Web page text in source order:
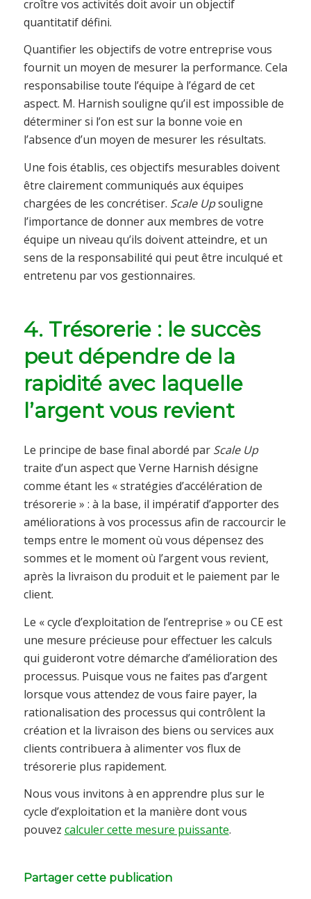
croître vos activités doit avoir un objectif
quantitatif défini.
Quantifier les objectifs de votre entreprise vous
fournit un moyen de mesurer la performance. Cela
responsabilise toute l’équipe à l’égard de cet
aspect. M. Harnish souligne qu’il est impossible de
déterminer si l’on est sur la bonne voie en
l’absence d’un moyen de mesurer les résultats.
Une fois établis, ces objectifs mesurables doivent
être clairement communiqués aux équipes
chargées de les concrétiser. Scale Upsouligne
l’importance de donner aux membres de votre
équipe un niveau qu’ils doivent atteindre, et un
sens de la responsabilité qui peut être inculqué et
entretenu par vos gestionnaires.
4. Trésorerie : le succès
peut dépendre de la
rapidité avec laquelle
l’argent vous revient
Le principe de base final abordé par Scale Up
traite d’un aspect que Verne Harnish désigne
comme étant les « stratégies d’accélération de
trésorerie » : à la base, il impératif d’apporter des
améliorations à vos processus afin de raccourcir le
temps entre le moment où vous dépensez des
sommes et le moment où l’argent vous revient,
après la livraison du produit et le paiement par le
client.
Le « cycle d’exploitation de l’entreprise » ou CE est
une mesure précieuse pour effectuer les calculs
qui guideront votre démarche d’amélioration des
processus. Puisque vous ne faites pas d’argent
lorsque vous attendez de vous faire payer, la
rationalisation des processus qui contrôlent la
création et la livraison des biens ou services aux
clients contribuera à alimenter vos flux de
trésorerie plus rapidement.
Nous vous invitons à en apprendre plus sur le
cycle d’exploitation et la manière dont vous
pouvez calculer cette mesure puissante.
Partager cette publication